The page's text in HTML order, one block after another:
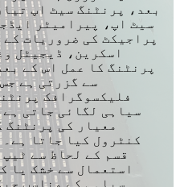
بعد، پرنٹنگ سیٹ اپ
سیٹ اپ، پیرامیٹر
پراجیکٹ کی ضروریات
اسکرین، ڈیجیٹل
پرنٹنگ کا عمل اس کے
سے گزرتی ہے
فلیکسوگرافک
سیاہی لگائی جاتی
معیار کی پرنٹنگ
کنٹرول کیا جاتا
قسم کے لحاظ سے
استعمال سے خشک یا
سیاہی کے مناسب